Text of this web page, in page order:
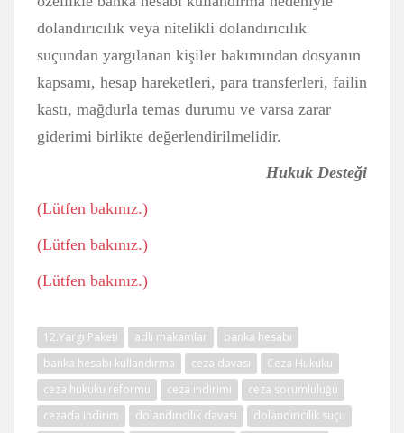
dolandırıcılık veya nitelikli dolandırıcılık
suçundan yargılanan kişiler bakımından dosyanın
kapsamı, hesap hareketleri, para transferleri, failin
kastı, mağdurla temas durumu ve varsa zarar
giderimi birlikte değerlendirilmelidir.
Hukuk Desteği
(Lütfen bakınız.)
(Lütfen bakınız.)
(Lütfen bakınız.)
12.Yargı Paketi adli makamlar
banka hesabı
banka hesabı kullandırma
ceza davası
Ceza Hukuku
ceza hukuku reformu
ceza indirimi
ceza sorumluluğu
cezada indirim
dolandırıcılık davası
dolandırıcılık suçu